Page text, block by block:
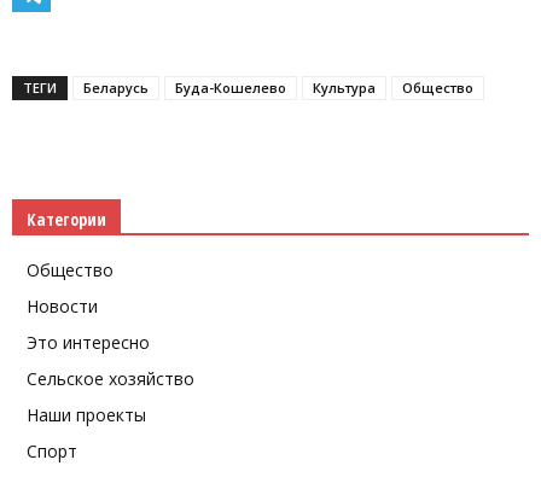
ТЕГИ Беларусь Буда-Кошелево Культура Общество
Категории
Общество
Новости
Это интересно
Сельское хозяйство
Наши проекты
Спорт